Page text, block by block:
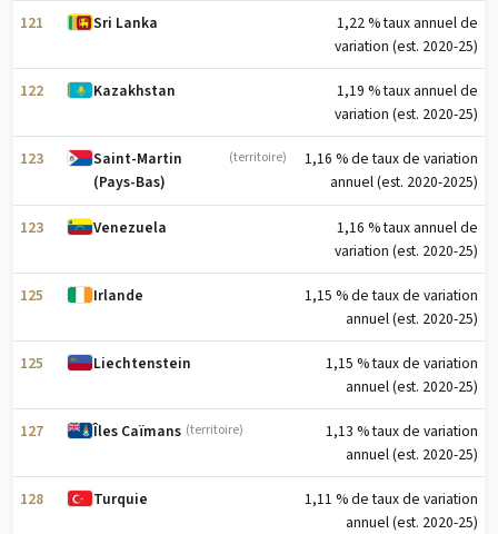
121 Sri Lanka
1,22 % taux annuel de
variation (est. 2020-25)
122 Kazakhstan
1,19 % taux annuel de
variation (est. 2020-25)
123
Saint-Martin
(Pays-Bas)
(territoire)
1,16 % de taux de variation
annuel (est. 2020-2025)
123 Venezuela
1,16 % taux annuel de
variation (est. 2020-25)
125 Irlande
1,15 % de taux de variation
annuel (est. 2020-25)
125 Liechtenstein
1,15 % taux de variation
annuel (est. 2020-25)
127 Îles Caïmans (territoire)
1,13 % taux de variation
annuel (est. 2020-25)
128 Turquie
1,11 % de taux de variation
annuel (est. 2020-25)